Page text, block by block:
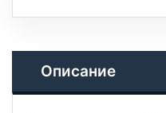
Описание